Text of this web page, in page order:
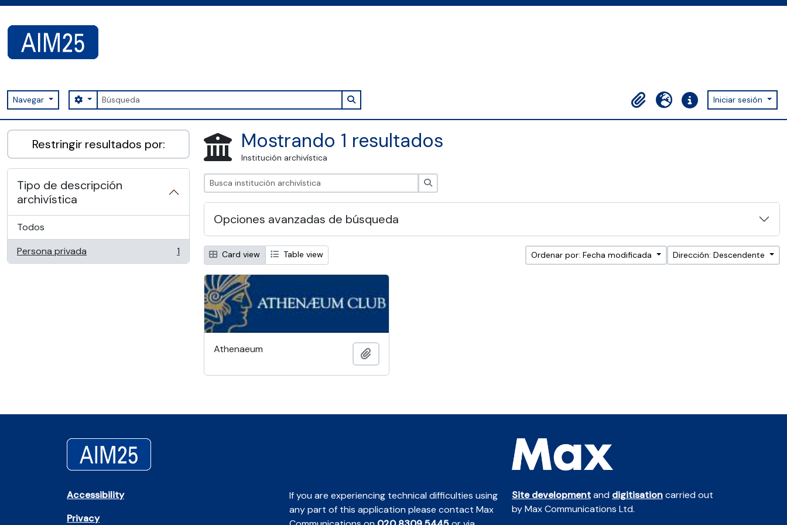
Navegar Búsqueda
Search options Search in browse page
Portapapeles
Idioma Enlaces rápidos
Iniciar sesión
AIM25 - AtoM 2.8.2
Restringir resultados por:
Tipo de descripción
archivística
Todos
Persona privada
, 1 resultados 1
Mostrando 1 resultados
Institución archivística
Opciones avanzadas de búsqueda
Card view Table view Ordenar por: Fecha modificada Dirección: Descendente
Athenaeum
Accessibility
Privacy
If you are experiencing technical difficulties using
any part of this application please contact Max
Site developmentand digitisationcarried out
by Max Communications Ltd.